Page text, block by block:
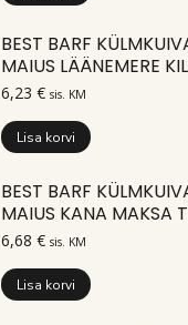
BEST BARF
MAIUS LÄÄNEMERE
6,23 € sis. KM
Lisa korvi
BEST BARF
MAIUS KANA MAKSA
6,68 € sis. KM
Lisa korvi